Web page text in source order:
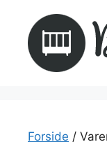
indhold
Forside /